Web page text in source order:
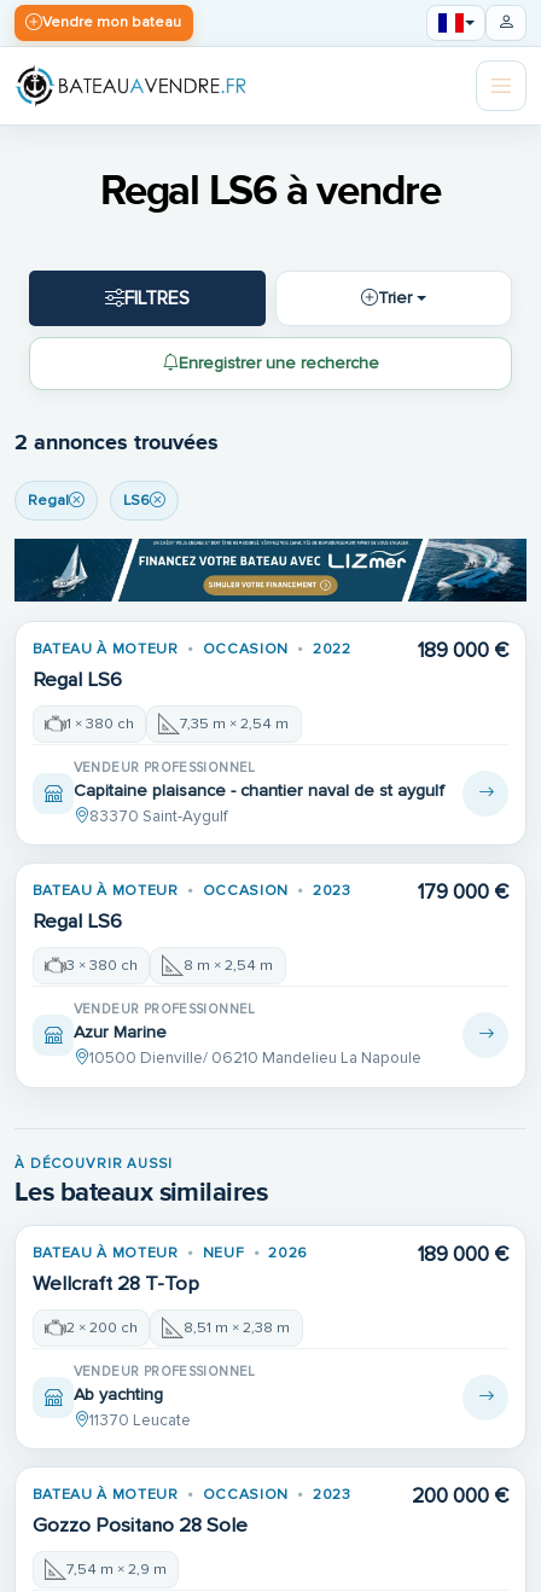
Vendre mon bateau
Regal LS6 à vendre
FILTRES Trier
Enregistrer une recherche
2 annonces trouvées
Regal LS6
1ÈRE MAIN
BATEAU À MOTEUR OCCASION 2022
Regal LS6
189 000 €
1 × 380 ch 7,35 m × 2,54 m
VENDEUR PROFESSIONNEL
Capitaine plaisance - chantier naval de st aygulf
83370 Saint-Aygulf
BATEAU À MOTEUR OCCASION 2023
Regal LS6
179 000 €
3 × 380 ch 8 m × 2,54 m
VENDEUR PROFESSIONNEL
Azur Marine
10500 Dienville/ 06210 Mandelieu La Napoule
À DÉCOUVRIR AUSSI
Les bateaux similaires
BATEAU À MOTEUR NEUF 2026
Wellcraft 28 T-Top
189 000 €
2 × 200 ch 8,51 m × 2,38 m
VENDEUR PROFESSIONNEL
Ab yachting
11370 Leucate
BATEAU À MOTEUR OCCASION 2023
Gozzo Positano 28 Sole
200 000 €
7,54 m × 2,9 m